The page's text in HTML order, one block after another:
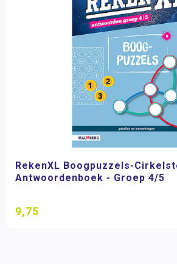
RekenXL Boogpuzzels-
Antwoordenboek - Groep 4/5
9,75